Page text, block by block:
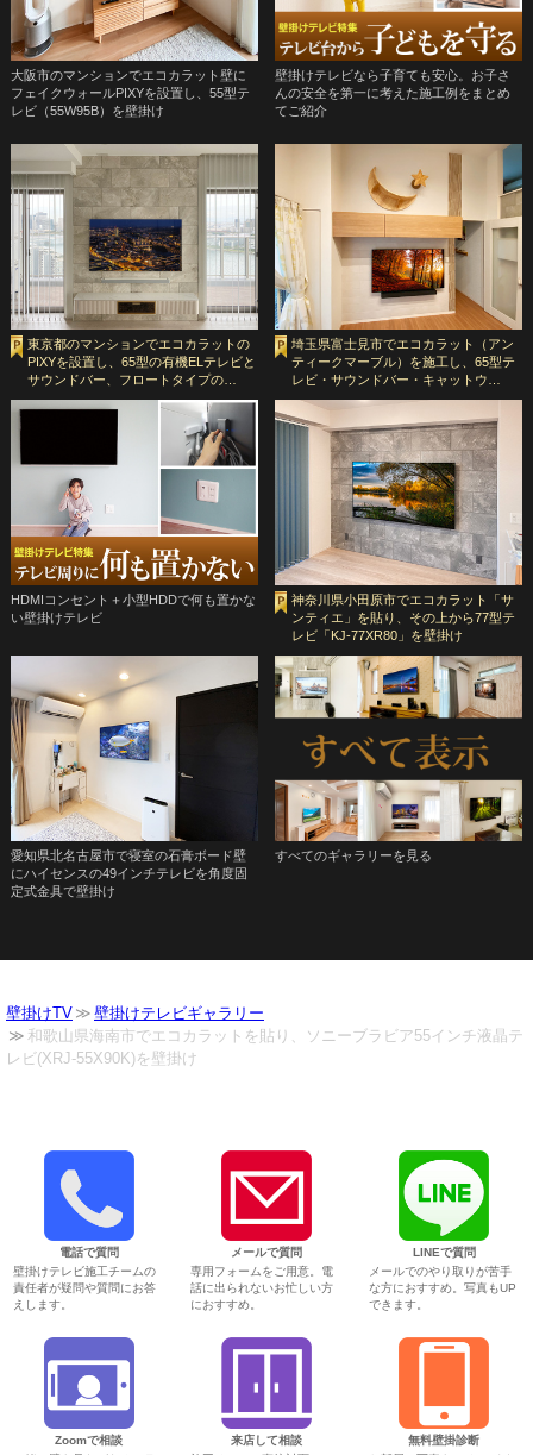
大阪市のマンションでエコカラット壁に
フェイクウォールPIXYを設置し、55型テ
レビ（55W95B）を壁掛け
壁掛けテレビなら子育ても安心。お子さ
んの安全を第一に考えた施工例をまとめ
てご紹介
東京都のマンションでエコカラットの
PIXYを設置し、65型の有機ELテレビと
サウンドバー、フロートタイプの…
埼玉県富士見市でエコカラット（アン
ティークマーブル）を施工し、65型テ
レビ・サウンドバー・キャットウ…
HDMIコンセント＋小型HDDで何も置かな
い壁掛けテレビ
神奈川県小田原市でエコカラット「サ
ンティエ」を貼り、その上から77型テ
レビ「KJ-77XR80」を壁掛け
愛知県北名古屋市で寝室の石膏ボード壁
にハイセンスの49インチテレビを角度固
定式金具で壁掛け
すべてのギャラリーを見る
壁掛けTV
壁掛けテレビギャラリー
和歌山県海南市でエコカラットを貼り、ソニーブラビア55インチ液晶テ
レビ(XRJ-55X90K)を壁掛け
電話で質問
壁掛けテレビ施工チームの
責任者が疑問や質問にお答
えします。
メールで質問
専用フォームをご用意。電
話に出られないお忙しい方
におすすめ。
LINEで質問
メールでのやり取りが苦手
な方におすすめ。写真もUP
できます。
Zoomで相談
来店して相談
無料壁掛診断